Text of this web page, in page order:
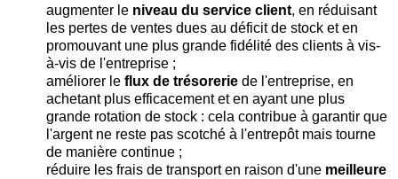
augmenter le niveau du service client, en réduisant
les pertes de ventes dues au déficit de stock et en
promouvant une plus grande fidélité des clients à vis-
à-vis de l'entreprise ;
améliorer le flux de trésorerie de l'entreprise, en
achetant plus efficacement et en ayant une plus
grande rotation de stock : cela contribue à garantir que
l'argent ne reste pas scotché à l'entrepôt mais tourne
de manière continue ;
réduire les frais de transport en raison d'une meilleure